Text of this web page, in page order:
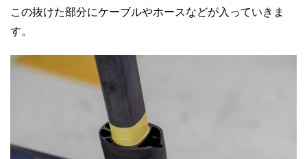
この抜けた部分にケーブルやホースなどが入っていきま
す。